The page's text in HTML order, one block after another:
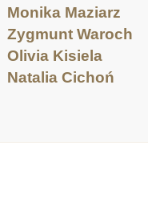
Monika
Zygmunt
Olivia
Natalia